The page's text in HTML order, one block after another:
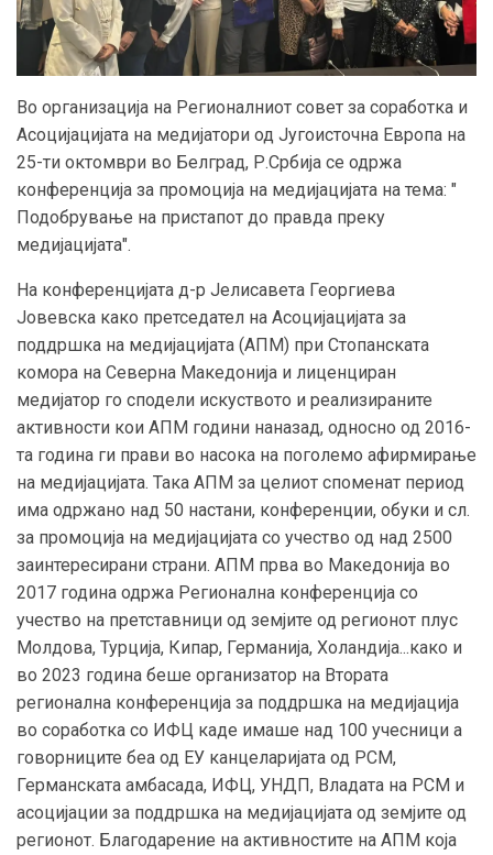
Во организација на Регионалниот совет за соработка и
Асоцијацијата на медијатори од Југоисточна Европа на
25-ти октомври во Белград, Р.Србија се одржа
конференција за промоција на медијацијата на тема: "
Подобрување на пристапот до правда преку
медијацијата".
На конференцијата д-р Јелисавета Георгиева
Јовевска како претседател на Асоцијацијата за
поддршка на медијацијата (АПМ) при Стопанската
комора на Северна Македонија и лиценциран
медијатор го сподели искуството и реализираните
активности кои АПМ години наназад, односно од 2016-
та година ги прави во насока на поголемо афирмирање
на медијацијата. Така АПМ за целиот споменат период
има одржано над 50 настани, конференции, обуки и сл.
за промоција на медијацијата со учество од над 2500
заинтересирани страни. АПМ прва во Македонија во
2017 година одржа Регионална конференција со
учество на претставници од земјите од регионот плус
Молдова, Турција, Кипар, Германија, Холандија...како и
во 2023 година беше организатор на Втората
регионална конференција за поддршка на медијација
во соработка со ИФЦ каде имаше над 100 учесници а
говорниците беа од ЕУ канцеларијата од РСМ,
Германската амбасада, ИФЦ, УНДП, Владата на РСМ и
асоцијации за поддршка на медијацијата од земјите од
регионот. Благодарение на активностите на АПМ која